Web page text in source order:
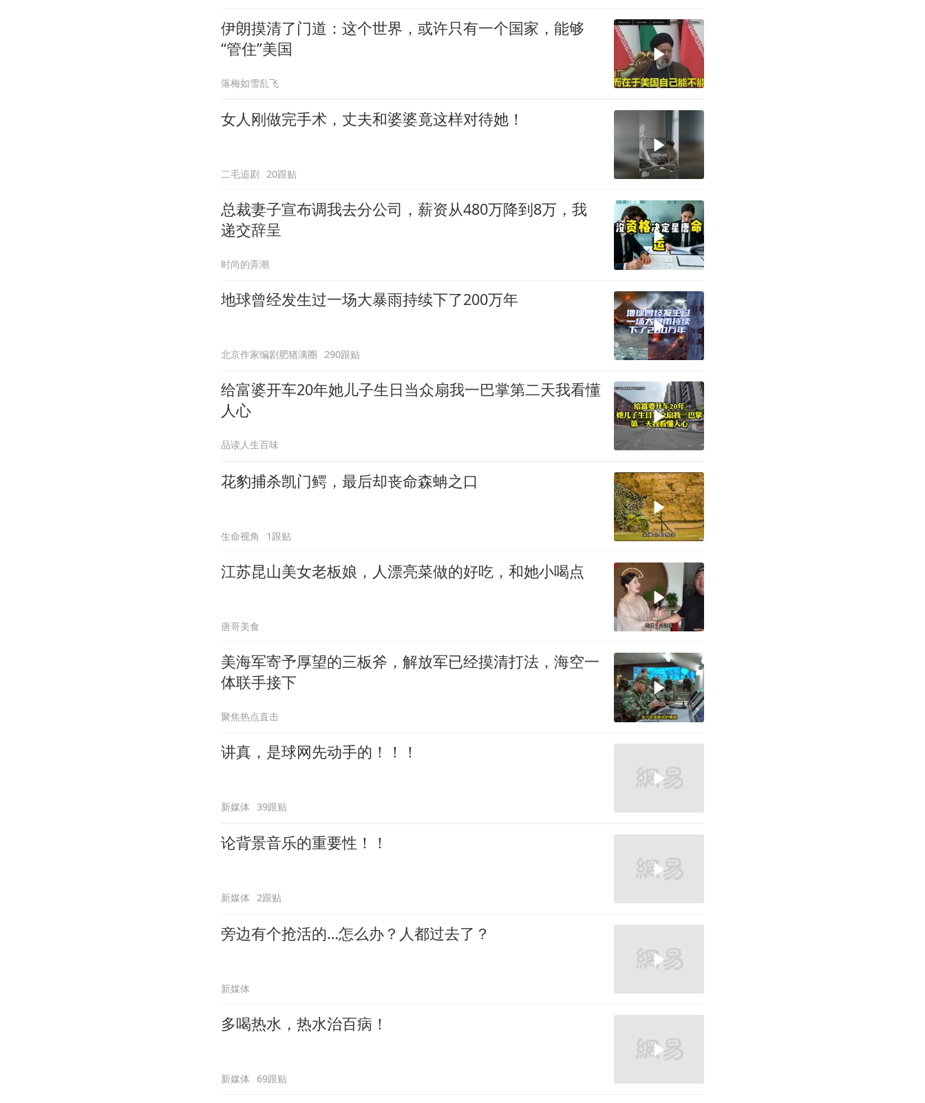
伊朗摸清了门道：这个世界，或许只有一个国家，能够
“管住”美国
落梅如雪乱飞
女人刚做完手术，丈夫和婆婆竟这样对待她！
二毛追剧 20跟贴
总裁妻子宣布调我去分公司，薪资从480万降到8万，我
递交辞呈
时尚的弄潮
地球曾经发生过一场大暴雨持续下了200万年
北京作家编剧肥猪满圈 290跟贴
给富婆开车20年她儿子生日当众扇我一巴掌第二天我看懂
人心
品读人生百味
花豹捕杀凯门鳄，最后却丧命森蚺之口
生命视角 1跟贴
江苏昆山美女老板娘，人漂亮菜做的好吃，和她小喝点
唐哥美食
美海军寄予厚望的三板斧，解放军已经摸清打法，海空一
体联手接下
聚焦热点直击
讲真，是球网先动手的！！！
新媒体 39跟贴
论背景音乐的重要性！！
新媒体 2跟贴
旁边有个抢活的…怎么办？人都过去了？
新媒体
多喝热水，热水治百病！
新媒体 69跟贴